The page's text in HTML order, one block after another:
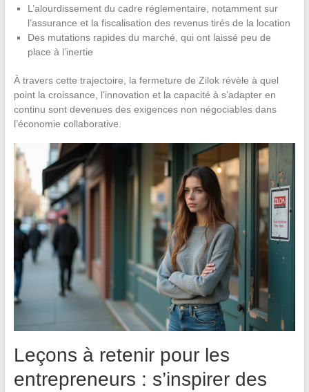
L’alourdissement du cadre réglementaire, notamment sur
l’assurance et la fiscalisation des revenus tirés de la location
Des mutations rapides du marché, qui ont laissé peu de
place à l’inertie
À travers cette trajectoire, la fermeture de Zilok révèle à quel
point la croissance, l’innovation et la capacité à s’adapter en
continu sont devenues des exigences non négociables dans
l’économie collaborative.
Leçons à retenir pour les
entrepreneurs : s’inspirer des